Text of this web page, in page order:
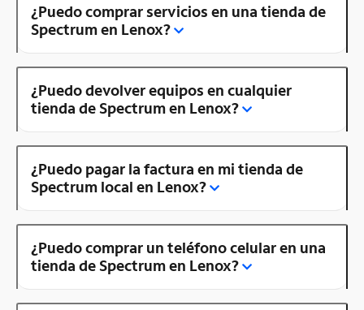
¿Puedo comprar servicios en una tienda de
Spectrum en Lenox?
¿Puedo devolver equipos en cualquier
tienda de Spectrum en Lenox?
¿Puedo pagar la factura en mi tienda de
Spectrum local en Lenox?
¿Puedo comprar un teléfono celular en una
tienda de Spectrum en Lenox?